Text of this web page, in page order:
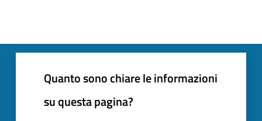
Quanto sono chiare le informazioni
su questa pagina?